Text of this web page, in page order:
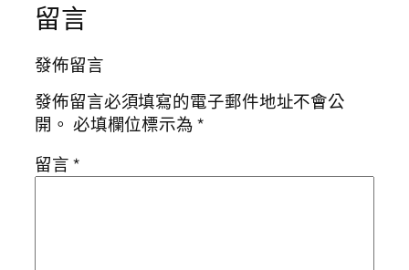
留言
發佈留言
發佈留言必須填寫的電子郵件地址不會公
開。 必填欄位標示為*
留言*